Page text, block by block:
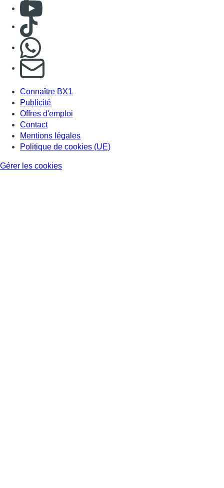
Consulter Youtube
Consulter TikTok
S'abonner à notre newsletter
Connaître BX1
Publicité
Offres d'emploi
Contact
Mentions légales
Politique de cookies (UE)
Gérer les cookies